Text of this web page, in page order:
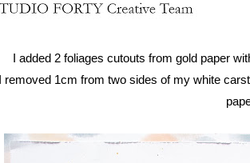
I added 2 foliages cutouts from gold paper
removed 1cm from two sides of my white